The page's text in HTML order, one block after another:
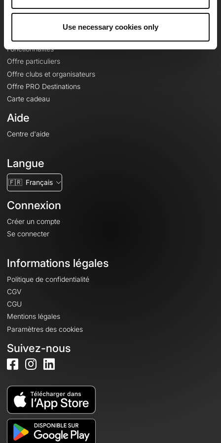
Use necessary cookies only
Fonctionnalités
Offre particuliers
Offre clubs et organisateurs
Offre PRO Destinations
Carte cadeau
Aide
Centre d'aide
Langue
🇫🇷 Français
Connexion
Créer un compte
Se connecter
Informations légales
Politique de confidentialité
CGV
CGU
Mentions légales
Paramètres des cookies
Suivez-nous